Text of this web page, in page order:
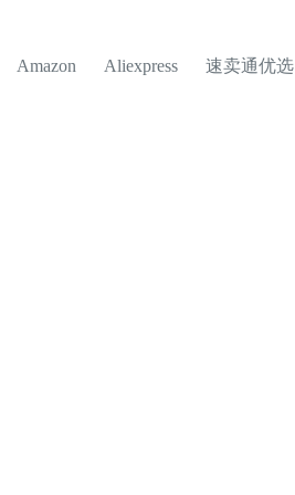
Amazon Aliexpress 速卖通优选